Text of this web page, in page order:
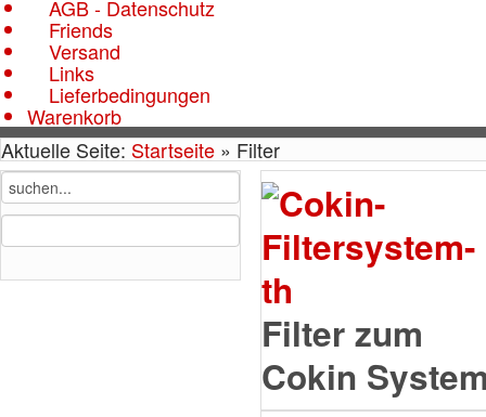
AGB - Datenschutz
Friends
Versand
Links
Lieferbedingungen
Warenkorb
Aktuelle Seite: Startseite » Filter
Filter zum
Cokin